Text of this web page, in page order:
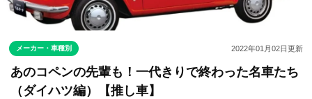
メーカー・車種別 2022年01月02日更新
あのコペンの先輩も！一代きりで終わった名車たち
（ダイハツ編）【推し車】